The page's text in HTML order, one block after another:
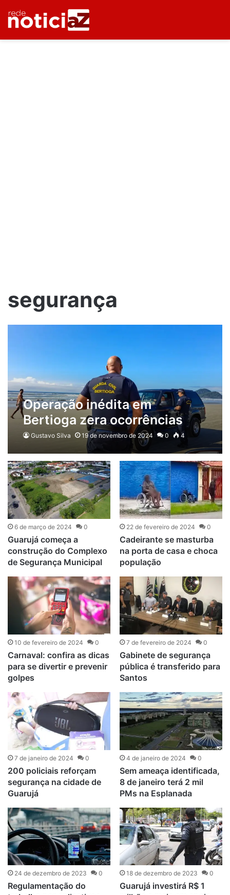
segurança
Operação inédita em
Bertioga zera ocorrências
Gustavo Silva 19 de novembro de 2024 0 4
6 de março de 2024 0
Guarujá começa a
construção do Complexo
de Segurança Municipal
22 de fevereiro de 2024 0
Cadeirante se masturba
na porta de casa e choca
população
10 de fevereiro de 2024 0
Carnaval: confira as dicas
para se divertir e prevenir
golpes
7 de fevereiro de 2024 0
Gabinete de segurança
pública é transferido para
Santos
7 de janeiro de 2024 0
200 policiais reforçam
segurança na cidade de
Guarujá
4 de janeiro de 2024 0
Sem ameaça identificada,
8 de janeiro terá 2 mil
PMs na Esplanada
24 de dezembro de 2023 0
Regulamentação do
18 de dezembro de 2023 0
Guarujá investirá R$ 1